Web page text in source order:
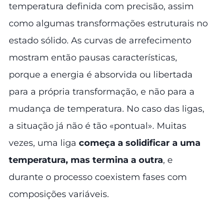
temperatura definida com precisão, assim
como algumas transformações estruturais no
estado sólido. As curvas de arrefecimento
mostram então pausas características,
porque a energia é absorvida ou libertada
para a própria transformação, e não para a
mudança de temperatura. No caso das ligas,
a situação já não é tão «pontual». Muitas
vezes, uma liga começa a solidificar a uma
temperatura, mas termina a outra, e
durante o processo coexistem fases com
composições variáveis.